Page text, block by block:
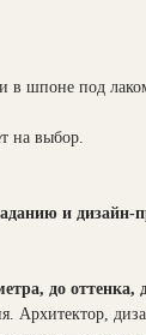
в шпоне под
на выбор.
и дизайн-
до оттенка,
Архитектор,